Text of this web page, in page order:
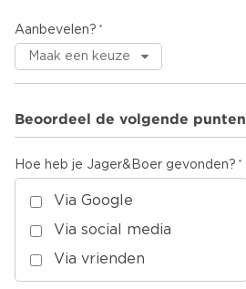
Aanbevelen?
Beoordeel de volgende punten
Hoe heb je Jager&Boer gevonden?
Via Google
Via social media
Via vrienden